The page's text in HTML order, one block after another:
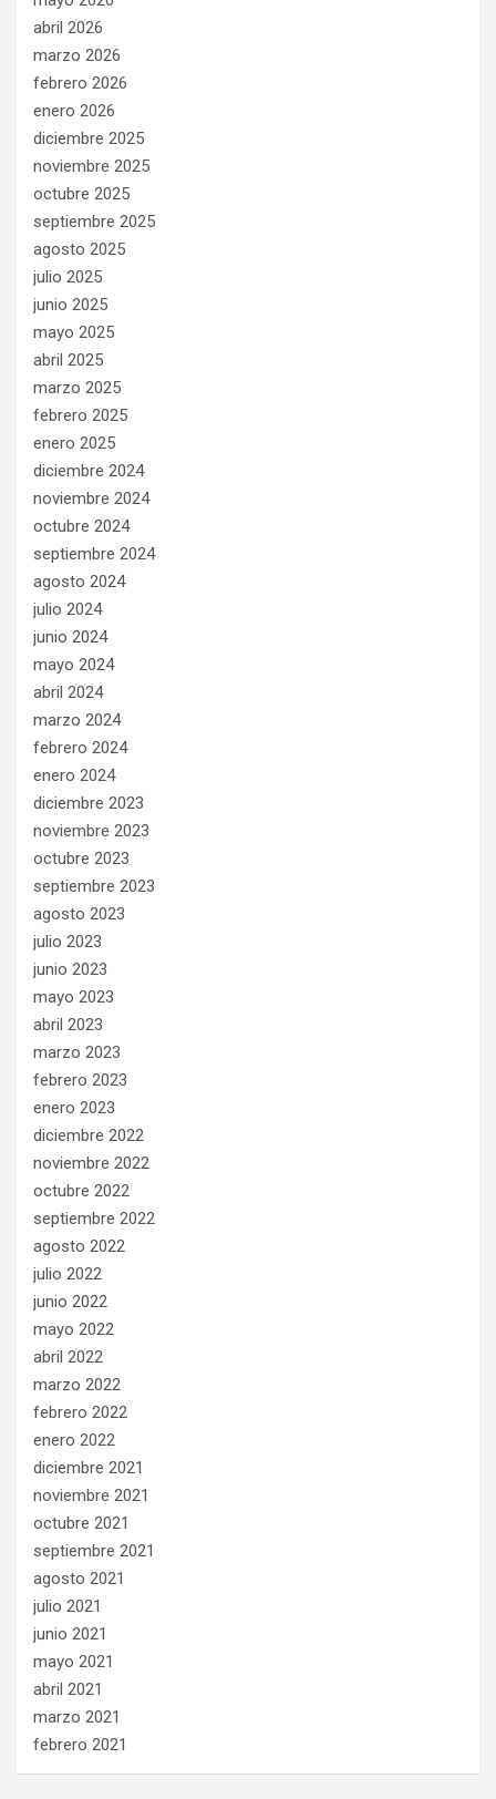
abril 2026
marzo 2026
febrero 2026
enero 2026
diciembre 2025
noviembre 2025
octubre 2025
septiembre 2025
agosto 2025
julio 2025
junio 2025
mayo 2025
abril 2025
marzo 2025
febrero 2025
enero 2025
diciembre 2024
noviembre 2024
octubre 2024
septiembre 2024
agosto 2024
julio 2024
junio 2024
mayo 2024
abril 2024
marzo 2024
febrero 2024
enero 2024
diciembre 2023
noviembre 2023
octubre 2023
septiembre 2023
agosto 2023
julio 2023
junio 2023
mayo 2023
abril 2023
marzo 2023
febrero 2023
enero 2023
diciembre 2022
noviembre 2022
octubre 2022
septiembre 2022
agosto 2022
julio 2022
junio 2022
mayo 2022
abril 2022
marzo 2022
febrero 2022
enero 2022
diciembre 2021
noviembre 2021
octubre 2021
septiembre 2021
agosto 2021
julio 2021
junio 2021
mayo 2021
abril 2021
marzo 2021
febrero 2021